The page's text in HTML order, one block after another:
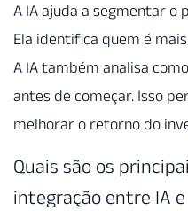
A IA ajuda a segmentar o
Ela identifica quem é
A IA também analisa
antes de começar. Isso
melhorar o retorno do
Quais são os
integração entre IA